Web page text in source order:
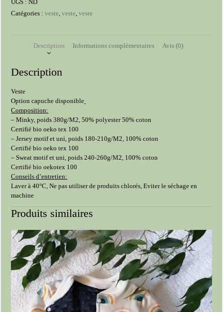
doublée
UGS :ND
Catégories :veste,veste,veste
Description Informations complémentaires Avis (0)
Description
Veste
Option capuche disponible
Composition:
– Minky, poids 380g/M2, 50% polyester 50% coton
Certifié bio oeko tex 100
– Jersey motif et uni, poids 180-210g/M2, 100% coton
Certifié bio oeko tex 100
– Sweat motif et uni, poids 240-260g/M2, 100% coton
Certifié bio oekotex 100
Conseils d’entretien:
Laver à 40°C, Ne pas utiliser de produits chlorés, Eviter le séchage en
machine
Produits similaires